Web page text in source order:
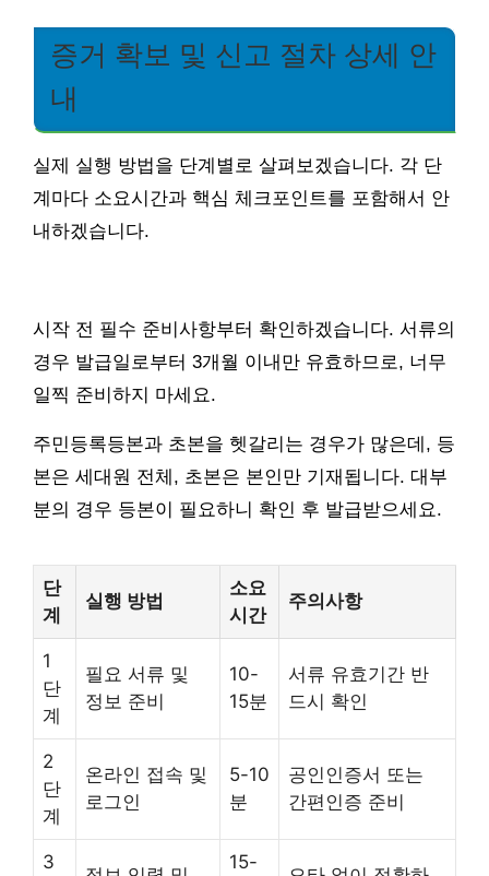
증거 확보 및 신고 절차 상세 안
내
실제 실행 방법을 단계별로 살펴보겠습니다. 각 단
계마다 소요시간과 핵심 체크포인트를 포함해서 안
내하겠습니다.
시작 전 필수 준비사항부터 확인하겠습니다. 서류의
경우 발급일로부터 3개월 이내만 유효하므로, 너무
일찍 준비하지 마세요.
주민등록등본과 초본을 헷갈리는 경우가 많은데, 등
본은 세대원 전체, 초본은 본인만 기재됩니다. 대부
분의 경우 등본이 필요하니 확인 후 발급받으세요.
단
계
실행 방법
소요
시간
주의사항
1
단
계
필요 서류 및
정보 준비
10-
15분
서류 유효기간 반
드시 확인
2
단
계
온라인 접속 및
로그인
5-10
분
공인인증서 또는
간편인증 준비
3 15-